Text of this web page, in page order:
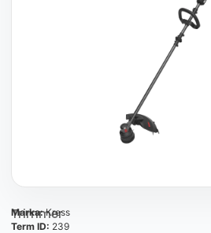
Trimmer
Marka:Kress
Term ID: 239